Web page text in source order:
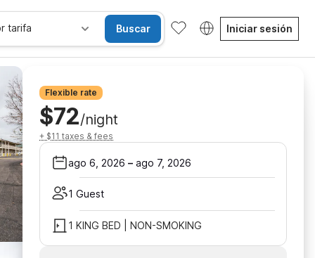
tarifa Buscar Iniciar sesión
Flexible rate
$72/night
+ $11 taxes & fees
ago 6, 2026 – ago 7, 2026
1 Guest
1 KING BED | NON-SMOKING